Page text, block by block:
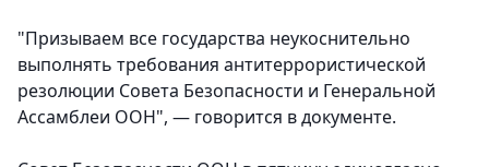
"Призываем все государства неукоснительно
выполнять требования антитеррористической
резолюции Совета Безопасности и Генеральной
Ассамблеи ООН", — говорится в документе.